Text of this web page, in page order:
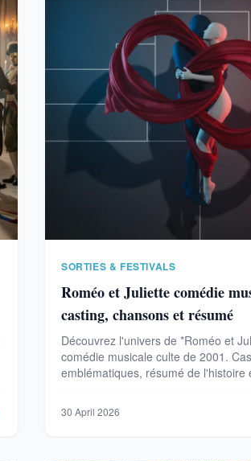
SORTIES & FESTIVALS
Roméo et Juliette comédie
casting, chansons et résumé
Découvrez l'univers de *Roméo et
comédie musicale culte de 2001.
emblématiques, résumé de l'histoire
30 April 2026